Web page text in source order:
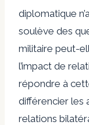
diplomatique
soulève des
militaire peut-
l’impact de
répondre à
différencier les
relations